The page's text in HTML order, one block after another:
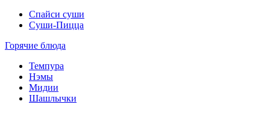
Спайси суши
Суши-Пицца
Горячие блюда
Темпура
Нэмы
Мидии
Шашлычки